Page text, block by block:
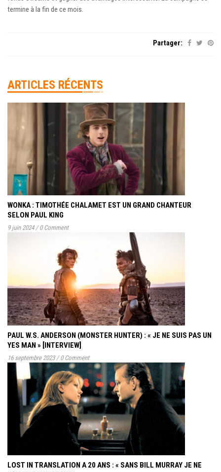
termine à la fin de ce mois.
Partager:
ARTICLES RÉCENTS
WONKA : TIMOTHÉE CHALAMET EST UN GRAND CHANTEUR
SELON PAUL KING
9 juin 2024 / 0 Comment
PAUL W.S. ANDERSON (MONSTER HUNTER) : « JE NE SUIS PAS UN
YES MAN » [INTERVIEW]
16 septembre 2023 / 0 Comment
LOST IN TRANSLATION A 20 ANS : « SANS BILL MURRAY JE NE